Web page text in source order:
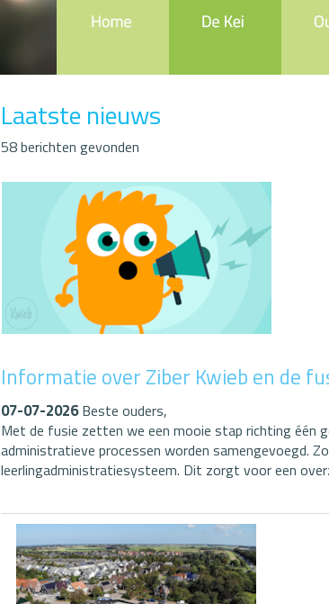
Laatste nieuws
58 berichten gevonden
Informatie over Ziber Kwieb en de
07-07-2026Beste ouders,
Met de fusie zetten we een mooie stap richting één
administratieve processen worden samengevoegd.
leerlingadministratiesysteem. Dit zorgt voor een